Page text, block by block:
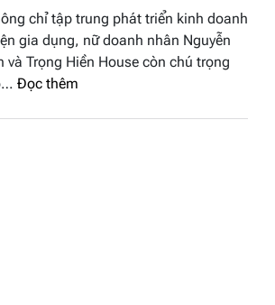
Thương
hiệu
Việt
Nam
Thị
Thùy
Dương
chỉ tập trung phát triển kinh doanh
gia dụng, nữ doanh nhân Nguyễn
và Trọng Hiền House còn chú trọng
Đọc thêm